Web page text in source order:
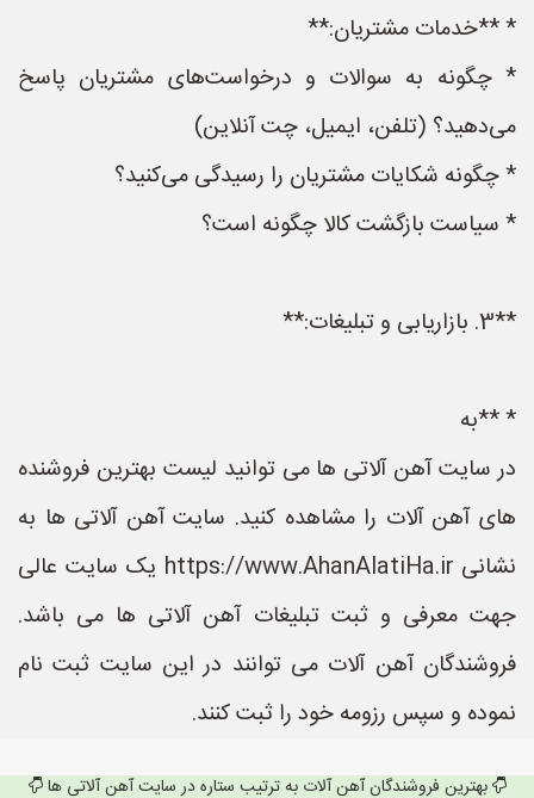
* **خدمات مشتریان:**
* چگونه به سوالات و درخواست‌های مشتریان پاسخ
می‌دهید؟ (تلفن، ایمیل، چت آنلاین)
* چگونه شکایات مشتریان را رسیدگی می‌کنید؟
* سیاست بازگشت کالا چگونه است؟
**3. بازاریابی و تبلیغات:**
* **به
در سایت آهن آلاتی ها می توانید لیست بهترین فروشنده
های آهن آلات را مشاهده کنید. سایت آهن آلاتی ها به
نشانی https://www.AhanAlatiHa.ir یک سایت عالی
جهت معرفی و ثبت تبلیغات آهن آلاتی ها می باشد.
فروشندگان آهن آلات می توانند در این سایت ثبت نام
نموده و سپس رزومه خود را ثبت کنند.
بهترین فروشندگان آهن آلات به ترتیب ستاره در سایت آهن آلاتی ها